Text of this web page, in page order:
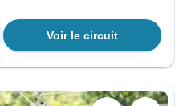
Voir le circuit